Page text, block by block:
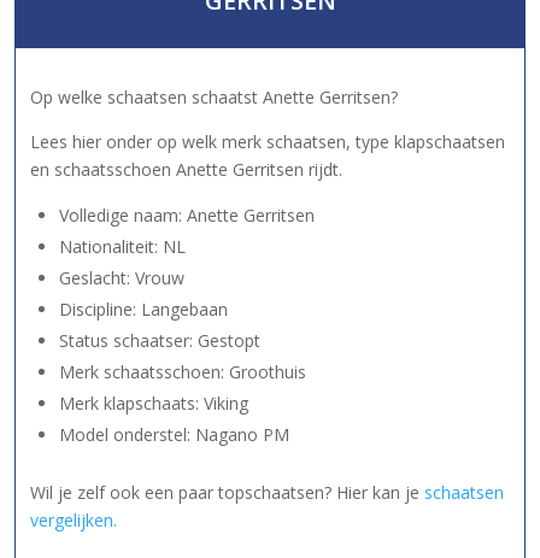
Op welke schaatsen schaatst Anette Gerritsen?
Lees hier onder op welk merk schaatsen, type klapschaatsen
en schaatsschoen Anette Gerritsen rijdt.
Volledige naam: Anette Gerritsen
Nationaliteit: NL
Geslacht: Vrouw
Discipline: Langebaan
Status schaatser: Gestopt
Merk schaatsschoen: Groothuis
Merk klapschaats: Viking
Model onderstel: Nagano PM
Wil je zelf ook een paar topschaatsen? Hier kan je schaatsen
vergelijken.